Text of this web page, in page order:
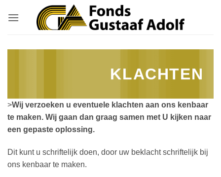
naar
KLACHTEN
>Wij verzoeken u eventuele klachten aan ons kenbaar
te maken. Wij gaan dan graag samen met U kijken naar
een gepaste oplossing.
Dit kunt u schriftelijk doen, door uw beklacht schriftelijk bij
ons kenbaar te maken.